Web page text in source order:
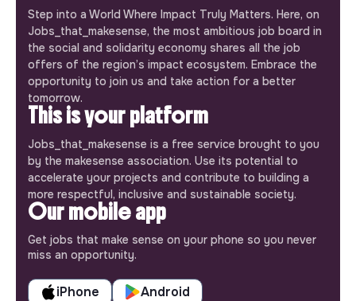
Step into a World Where Impact Truly Matters. Here, on
Jobs_that_makesense, the most ambitious job board in
the social and solidarity economy shares all the job
offers of the region’s impact ecosystem. Embrace the
opportunity to join us and take action for a better
tomorrow.
This is your platform
Jobs_that_makesense is a free service brought to you
by the makesense association. Use its potential to
accelerate your projects and contribute to building a
more respectful, inclusive and sustainable society.
Our mobile app
Get jobs that make sense on your phone so you never
miss an opportunity.
iPhone Android